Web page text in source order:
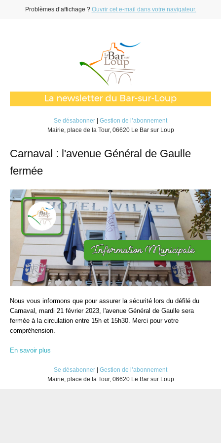
Problèmes d’affichage ? Ouvrir cet e-mail dans votre navigateur.
Se désabonner
Gestion de l’abonnement
Mairie, place de la Tour, 06620 Le Bar sur Loup
Carnaval : l'avenue Général de Gaulle
fermée
Nous vous informons que pour assurer la sécurité lors du défilé du
Carnaval, mardi 21 février 2023, l'avenue Général de Gaulle sera
fermée à la circulation entre 15h et 15h30. Merci pour votre
compréhension.
En savoir plus
Se désabonner
Gestion de l’abonnement
Mairie, place de la Tour, 06620 Le Bar sur Loup